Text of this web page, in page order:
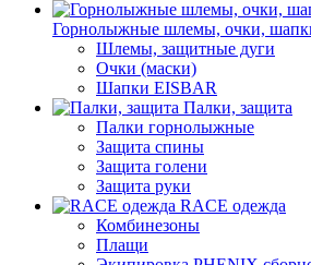
Горнолыжные шлемы, очки,
Шлемы, защитные дуги
Очки (маски)
Шапки EISBAR
Палки, защита
Палки горнолыжные
Защита спины
Защита голени
Защита руки
RACE одежда
Комбинезоны
Плащи